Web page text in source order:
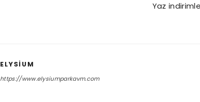
Yaz
ELYSIUM
https://www.elysiumparkavm.com